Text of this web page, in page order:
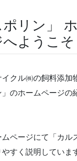
ポリン」
ようこそ
クル㈱の飼料添加
」のホームページの
ムページにて「カル
すく説明していま